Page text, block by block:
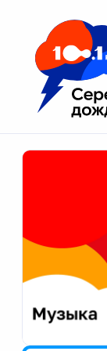
Москва 100.1 FM
Апатиты
Екатеринбург
Калининград
Калуга